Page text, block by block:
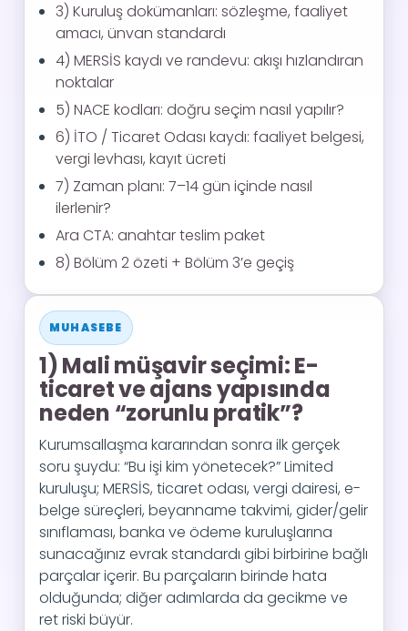
3) Kuruluş dokümanları: sözleşme, faaliyet
amacı, ünvan standardı
4) MERSİS kaydı ve randevu: akışı hızlandıran
noktalar
5) NACE kodları: doğru seçim nasıl yapılır?
6) İTO / Ticaret Odası kaydı: faaliyet belgesi,
vergi levhası, kayıt ücreti
7) Zaman planı: 7–14 gün içinde nasıl
ilerlenir?
Ara CTA: anahtar teslim paket
8) Bölüm 2 özeti + Bölüm 3’e geçiş
MUHASEBE
1) Mali müşavir seçimi: E-
ticaret ve ajans yapısında
neden “zorunlu pratik”?
Kurumsallaşma kararından sonra ilk gerçek
soru şuydu: “Bu işi kim yönetecek?” Limited
kuruluşu; MERSİS, ticaret odası, vergi dairesi, e-
belge süreçleri, beyanname takvimi, gider/gelir
sınıflaması, banka ve ödeme kuruluşlarına
sunacağınız evrak standardı gibi birbirine bağlı
parçalar içerir. Bu parçaların birinde hata
olduğunda; diğer adımlarda da gecikme ve
ret riski büyür.